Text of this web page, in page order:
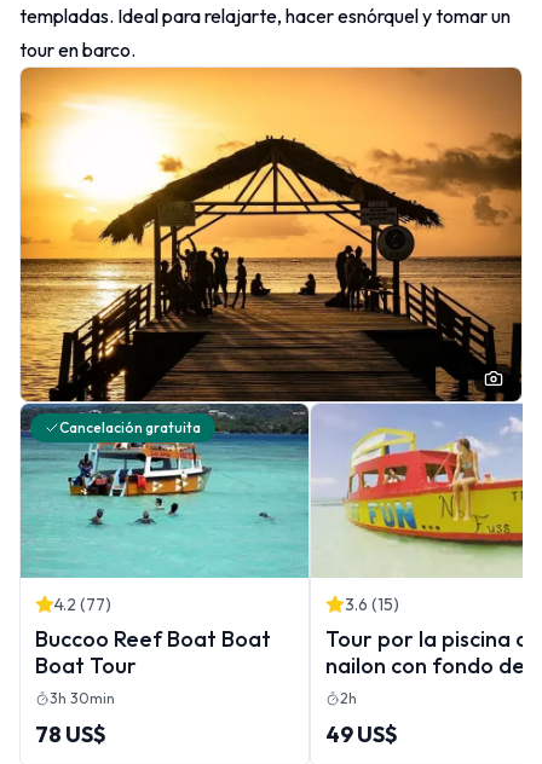
templadas. Ideal para relajarte, hacer esnórquel y tomar un
tour en barco.
Cancelación gratuita
4.2 (77)
Buccoo Reef Boat Boat
Boat Tour
3h 30min
78 US$
3.6 (15)
Tour por la piscina de
nailon con fondo de
cristal en Buccoo
2h
49 US$